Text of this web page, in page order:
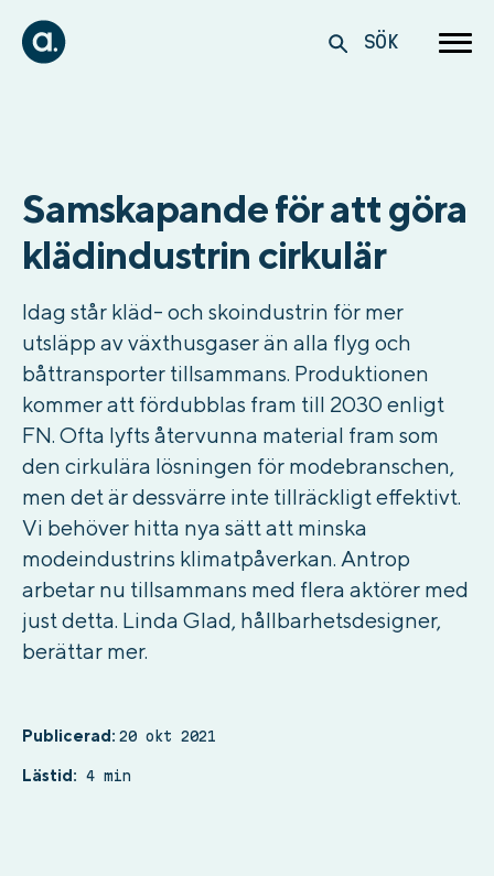
SÖK
Samskapande för att göra
klädindustrin cirkulär
Idag står kläd- och skoindustrin för mer
utsläpp av växthusgaser än alla flyg och
båttransporter tillsammans. Produktionen
kommer att fördubblas fram till 2030 enligt
FN. Ofta lyfts återvunna material fram som
den cirkulära lösningen för modebranschen,
men det är dessvärre inte tillräckligt effektivt.
Vi behöver hitta nya sätt att minska
modeindustrins klimatpåverkan. Antrop
arbetar nu tillsammans med flera aktörer med
just detta. Linda Glad, hållbarhetsdesigner,
berättar mer.
Publicerad: 20 okt 2021
Lästid: 4 min